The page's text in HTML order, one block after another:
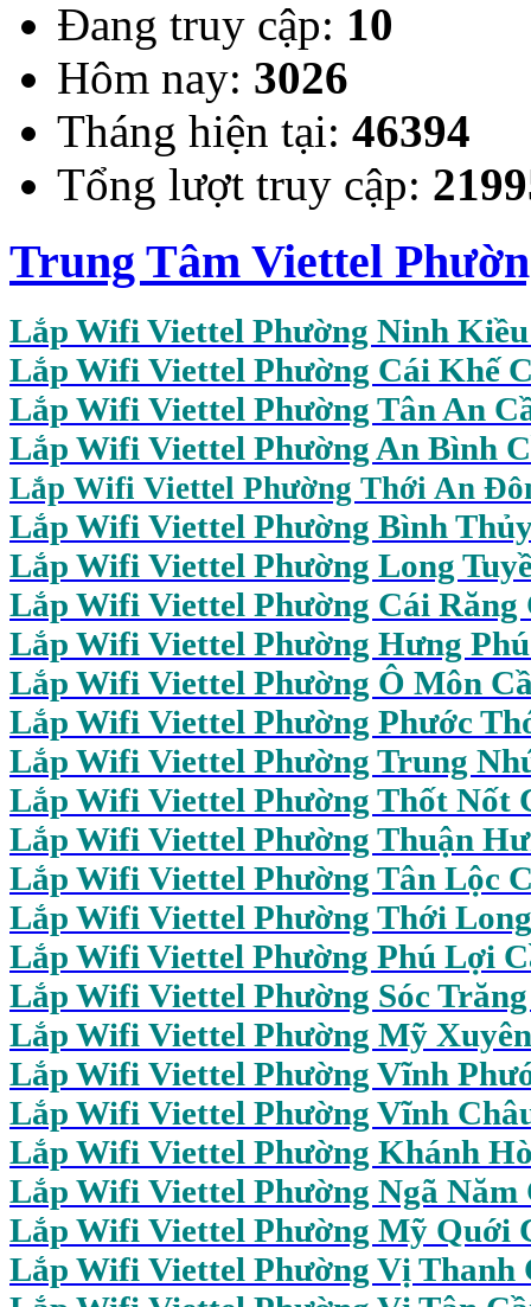
Đang truy cập: 10
Hôm nay: 3026
Tháng hiện tại: 46394
Tổng lượt truy cập:
Trung Tâm Viettel
Lắp Wifi Viettel Phường Ninh
Lắp Wifi Viettel Phường Cái Khế
Lắp Wifi Viettel Phường Tân An
Lắp Wifi Viettel Phường An Bình
Lắp Wifi Viettel Phường Thới An
Lắp Wifi Viettel Phường Bình
Lắp Wifi Viettel Phường Long
Lắp Wifi Viettel Phường Cái Răng
Lắp Wifi Viettel Phường Hưng
Lắp Wifi Viettel Phường Ô Môn
Lắp Wifi Viettel Phường Phước
Lắp Wifi Viettel Phường Trung
Lắp Wifi Viettel Phường Thốt Nốt
Lắp Wifi Viettel Phường Thuận
Lắp Wifi Viettel Phường Tân Lộc
Lắp Wifi Viettel Phường Thới
Lắp Wifi Viettel Phường Phú Lợi
Lắp Wifi Viettel Phường Sóc
Lắp Wifi Viettel Phường Mỹ
Lắp Wifi Viettel Phường Vĩnh
Lắp Wifi Viettel Phường Vĩnh
Lắp Wifi Viettel Phường Khánh
Lắp Wifi Viettel Phường Ngã Năm
Lắp Wifi Viettel Phường Mỹ Quới
Lắp Wifi Viettel Phường Vị Thanh